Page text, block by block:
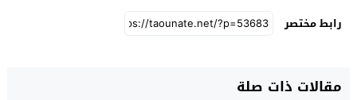
رابط مختصر
مقالات ذات صلة